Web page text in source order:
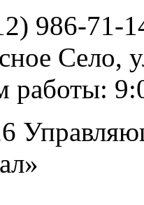
986-71-
Село,
работы: